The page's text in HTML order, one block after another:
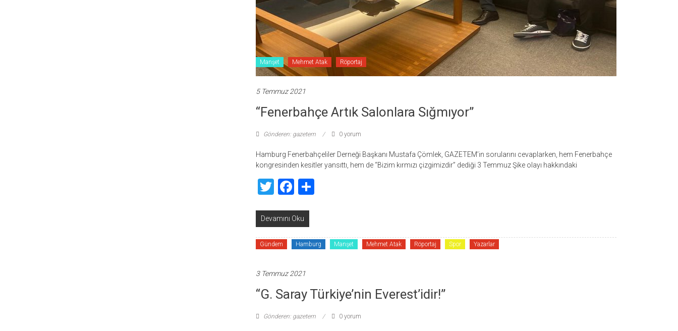
Manşet Mehmet Atak Röportaj
5 Temmuz 2021
“Fenerbahçe Artık Salonlara Sığmıyor”
Gönderen: gazetem 0 yorum
Hamburg Fenerbahçeliler Derneği Başkanı Mustafa Çömlek, GAZETEM’in sorularını cevaplarken, hem Fenerbahçe
kongresinden kesitler yansıttı, hem de “Bizim kırmızı çizgimizdir” dediği 3 Temmuz Şike olayı hakkındaki
TwitterFacebook
Devamını Oku
Gündem Hamburg Manşet Mehmet Atak Röportaj Spor Yazarlar
3 Temmuz 2021
“G. Saray Türkiye’nin Everest’idir!”
Gönderen: gazetem 0 yorum